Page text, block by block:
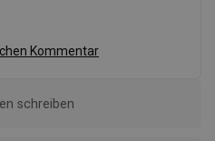
Kommentar
schreiben